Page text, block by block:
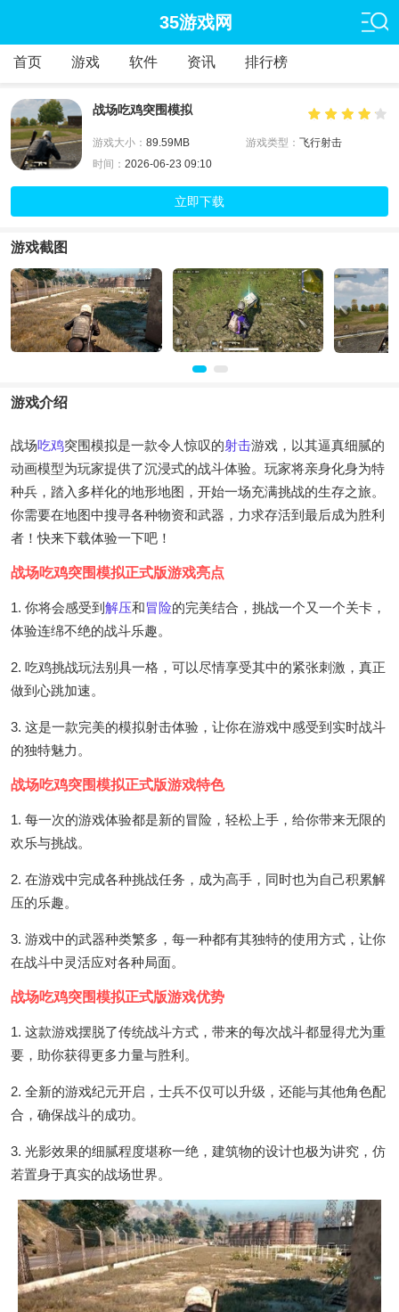
35游戏网
首页 游戏 软件 资讯 排行榜
战场吃鸡突围模拟
游戏大小： 89.59MB 游戏类型： 飞行射击
时间： 2026-06-23 09:10
立即下载
游戏截图
游戏介绍
战场吃鸡突围模拟是一款令人惊叹的射击游戏，以其逼真细腻的
动画模型为玩家提供了沉浸式的战斗体验。玩家将亲身化身为特
种兵，踏入多样化的地形地图，开始一场充满挑战的生存之旅。
你需要在地图中搜寻各种物资和武器，力求存活到最后成为胜利
者！快来下载体验一下吧！
战场吃鸡突围模拟正式版游戏亮点
1. 你将会感受到 解压和冒险的完美结合，挑战一个又一个关卡，
体验连绵不绝的战斗乐趣。
2. 吃鸡挑战玩法别具一格，可以尽情享受其中的紧张刺激，真正
做到心跳加速。
3. 这是一款完美的模拟射击体验，让你在游戏中感受到实时战斗
的独特魅力。
战场吃鸡突围模拟正式版游戏特色
1. 每一次的游戏体验都是新的冒险，轻松上手，给你带来无限的
欢乐与挑战。
2. 在游戏中完成各种挑战任务，成为高手，同时也为自己积累解
压的乐趣。
3. 游戏中的武器种类繁多，每一种都有其独特的使用方式，让你
在战斗中灵活应对各种局面。
战场吃鸡突围模拟正式版游戏优势
1. 这款游戏摆脱了传统战斗方式，带来的每次战斗都显得尤为重
要，助你获得更多力量与胜利。
2. 全新的游戏纪元开启，士兵不仅可以升级，还能与其他角色配
合，确保战斗的成功。
3. 光影效果的细腻程度堪称一绝，建筑物的设计也极为讲究，仿
若置身于真实的战场世界。